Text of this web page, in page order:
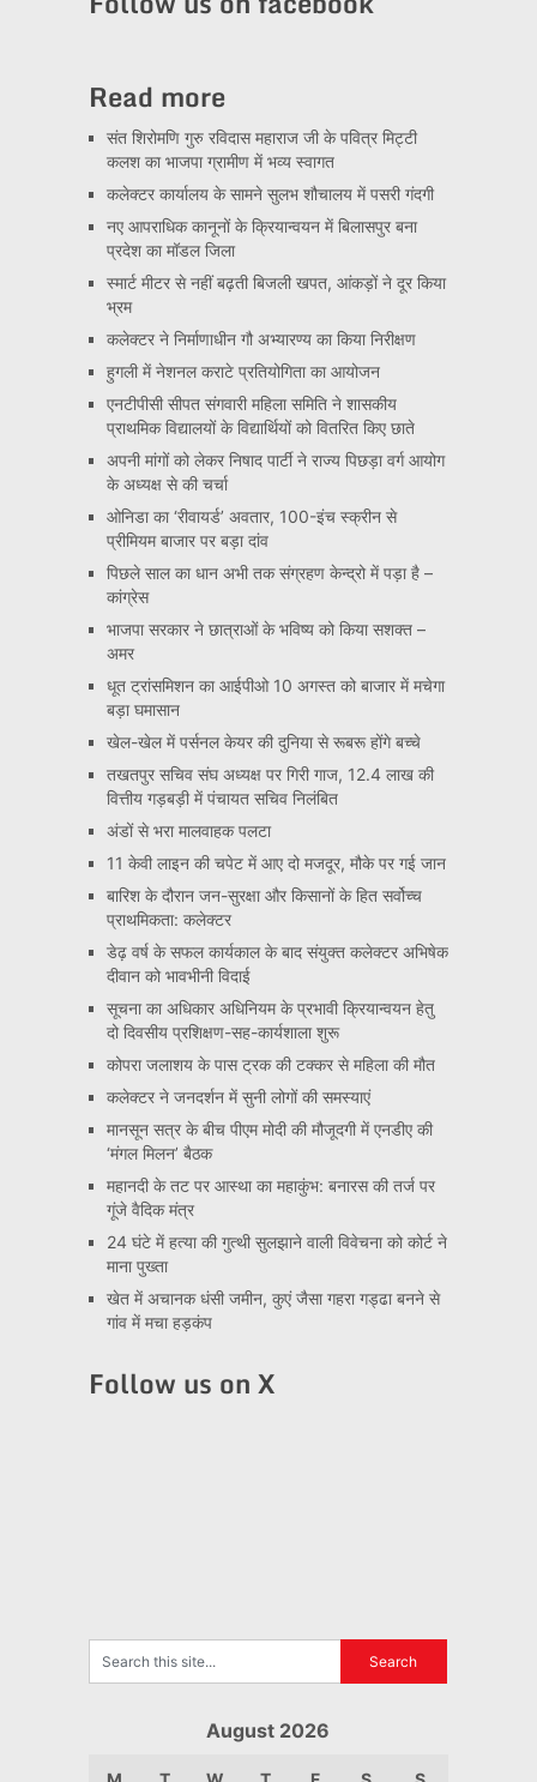
Read more
संत शिरोमणि गुरु रविदास महाराज जी के पवित्र मिट्टी
कलश का भाजपा ग्रामीण में भव्य स्वागत
कलेक्टर कार्यालय के सामने सुलभ शौचालय में पसरी गंदगी
नए आपराधिक कानूनों के क्रियान्वयन में बिलासपुर बना
प्रदेश का मॉडल जिला
स्मार्ट मीटर से नहीं बढ़ती बिजली खपत, आंकड़ों ने दूर किया
भ्रम
कलेक्टर ने निर्माणाधीन गौ अभ्यारण्य का किया निरीक्षण
हुगली में नेशनल कराटे प्रतियोगिता का आयोजन
एनटीपीसी सीपत संगवारी महिला समिति ने शासकीय
प्राथमिक विद्यालयों के विद्यार्थियों को वितरित किए छाते
अपनी मांगों को लेकर निषाद पार्टी ने राज्य पिछड़ा वर्ग आयोग
के अध्यक्ष से की चर्चा
ओनिडा का ‘रीवायर्ड’ अवतार, 100-इंच स्क्रीन से
प्रीमियम बाजार पर बड़ा दांव
पिछले साल का धान अभी तक संग्रहण केन्द्रो में पड़ा है –
कांग्रेस
भाजपा सरकार ने छात्राओं के भविष्य को किया सशक्त –
अमर
धूत ट्रांसमिशन का आईपीओ 10 अगस्त को बाजार में मचेगा
बड़ा घमासान
खेल-खेल में पर्सनल केयर की दुनिया से रूबरू होंगे बच्चे
तखतपुर सचिव संघ अध्यक्ष पर गिरी गाज, 12.4 लाख की
वित्तीय गड़बड़ी में पंचायत सचिव निलंबित
अंडों से भरा मालवाहक पलटा
11 केवी लाइन की चपेट में आए दो मजदूर, मौके पर गई जान
बारिश के दौरान जन-सुरक्षा और किसानों के हित सर्वोच्च
प्राथमिकता: कलेक्टर
डेढ़ वर्ष के सफल कार्यकाल के बाद संयुक्त कलेक्टर अभिषेक
दीवान को भावभीनी विदाई
सूचना का अधिकार अधिनियम के प्रभावी क्रियान्वयन हेतु
दो दिवसीय प्रशिक्षण-सह-कार्यशाला शुरू
कोपरा जलाशय के पास ट्रक की टक्कर से महिला की मौत
कलेक्टर ने जनदर्शन में सुनी लोगों की समस्याएं
मानसून सत्र के बीच पीएम मोदी की मौजूदगी में एनडीए की
‘मंगल मिलन’ बैठक
महानदी के तट पर आस्था का महाकुंभ: बनारस की तर्ज पर
गूंजे वैदिक मंत्र
24 घंटे में हत्या की गुत्थी सुलझाने वाली विवेचना को कोर्ट ने
माना पुख्ता
खेत में अचानक धंसी जमीन, कुएं जैसा गहरा गड्ढा बनने से
गांव में मचा हड़कंप
Follow us on X
August 2026